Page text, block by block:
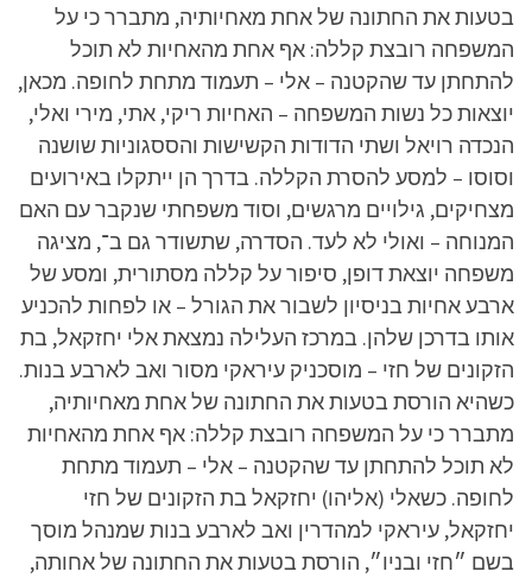
בטעות את החתונה של אחת מאחיותיה, מתברר כי על
המשפחה רובצת קללה: אף אחת מהאחיות לא תוכל
להתחתן עד שהקטנה – אלי – תעמוד מתחת לחופה. מכאן,
יוצאות כל נשות המשפחה – האחיות ריקי, אתי, מירי ואלי,
הנכדה רויאל ושתי הדודות הקשישות והססגוניות שושנה
וסוסו – למסע להסרת הקללה. בדרך הן ייתקלו באירועים
מצחיקים, גילויים מרגשים, וסוד משפחתי שנקבר עם האם
המנוחה – ואולי לא לעד. הסדרה, שתשודר גם ב־, מציגה
משפחה יוצאת דופן, סיפור על קללה מסתורית, ומסע של
ארבע אחיות בניסיון לשבור את הגורל – או לפחות להכניע
אותו בדרכן שלהן. במרכז העלילה נמצאת אלי יחזקאל, בת
הזקונים של חזי – מוסכניק עיראקי מסור ואב לארבע בנות.
כשהיא הורסת בטעות את החתונה של אחת מאחיותיה,
מתברר כי על המשפחה רובצת קללה: אף אחת מהאחיות
לא תוכל להתחתן עד שהקטנה – אלי – תעמוד מתחת
לחופה. כשאלי (אליהו) יחזקאל בת הזקונים של חזי
יחזקאל, עיראקי למהדרין ואב לארבע בנות שמנהל מוסך
בשם ״חזי ובניו״, הורסת בטעות את החתונה של אחותה,